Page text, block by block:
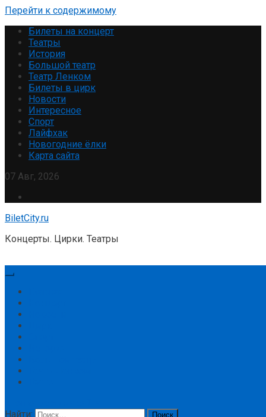
Перейти к содержимому
Билеты на концерт
Театры
История
Большой театр
Театр Ленком
Билеты в цирк
Новости
Интересное
Спорт
Лайфхак
Новогодние ёлки
Карта сайта
07 Авг, 2026
BiletCity.ru
Концерты. Цирки. Театры
Найти: